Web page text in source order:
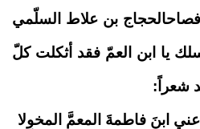
بن علاط السلّمي
يا ابن العمّ فقد أثكلت كلّ
شعراً:
أعني ابنَ فاطمةَ المعمَّ المخوِلا